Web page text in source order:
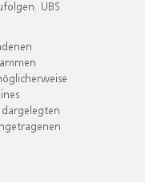
UBS